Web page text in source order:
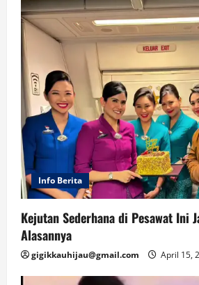
Info Berita
Kejutan Sederhana di Pesawat Ini
Alasannya
gigikkauhijau@gmail.com April 15,